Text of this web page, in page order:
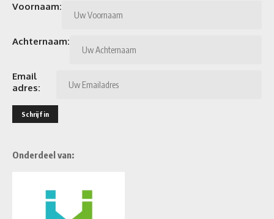
Voornaam:
Achternaam:
Email
adres:
Onderdeel van: